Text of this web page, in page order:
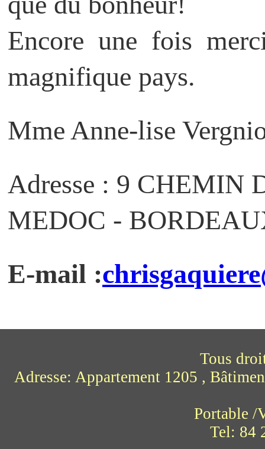
Encore une fois
magnifique pays.
Mme Anne-lise
Adresse : 9 CHEMIN
MEDOC -
E-mail :
Tous
Adresse: Appartement 1205 ,
Portable /
Tel: 84